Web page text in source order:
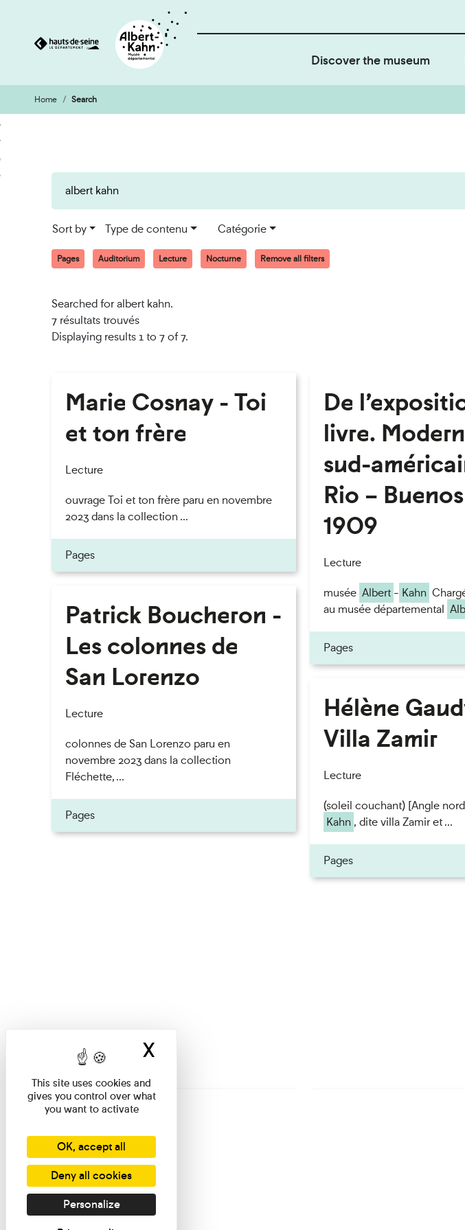
Go
to
content
Go
to
search
engine
Discover the museum
Home Search
Sort by Type de contenu Catégorie
Pages Auditorium Lecture Nocturne Remove all filters
Searched for albert kahn.
7 résultats trouvés
Displaying results 1 to 7 of 7.
Marie Cosnay - Toi
et ton frère
Lecture
ouvrage Toi et ton frère paru en novembre
2023 dans la collection ...
Pages
Patrick Boucheron -
Les colonnes de
San Lorenzo
Lecture
colonnes de San Lorenzo paru en
novembre 2023 dans la collection
Fléchette, ...
Pages
De
livre.
sud-
Rio –
1909
Lecture
musée Albert - Kahn
au musée départemental
Pages
Hélène
Villa Zamir
Lecture
(soleil couchant) [Angle
Kahn , dite villa Zamir et ...
Pages
Cookies management panel
This site uses cookies and
gives you control over what
you want to activate
OK, accept all
Deny all cookies
Personalize
X